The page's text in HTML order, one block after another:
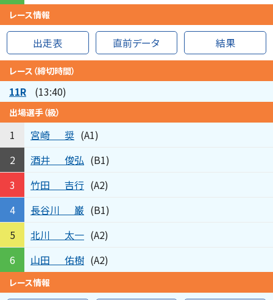
レース情報
出走表 直前データ 結果
レース（締切時間）
11R (13:40)
出場選手（級）
1 宮崎 奨 (A1)
2
酒井 俊弘 (B1)
3
竹田 吉行 (A2)
4
長谷川 巌 (B1)
5
北川 太一 (A2)
6
山田 佑樹 (A2)
レース情報